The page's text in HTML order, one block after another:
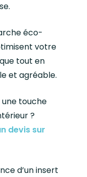
éco-
votre
tout en
et agréable.
une touche
?
devis sur
d’un insert